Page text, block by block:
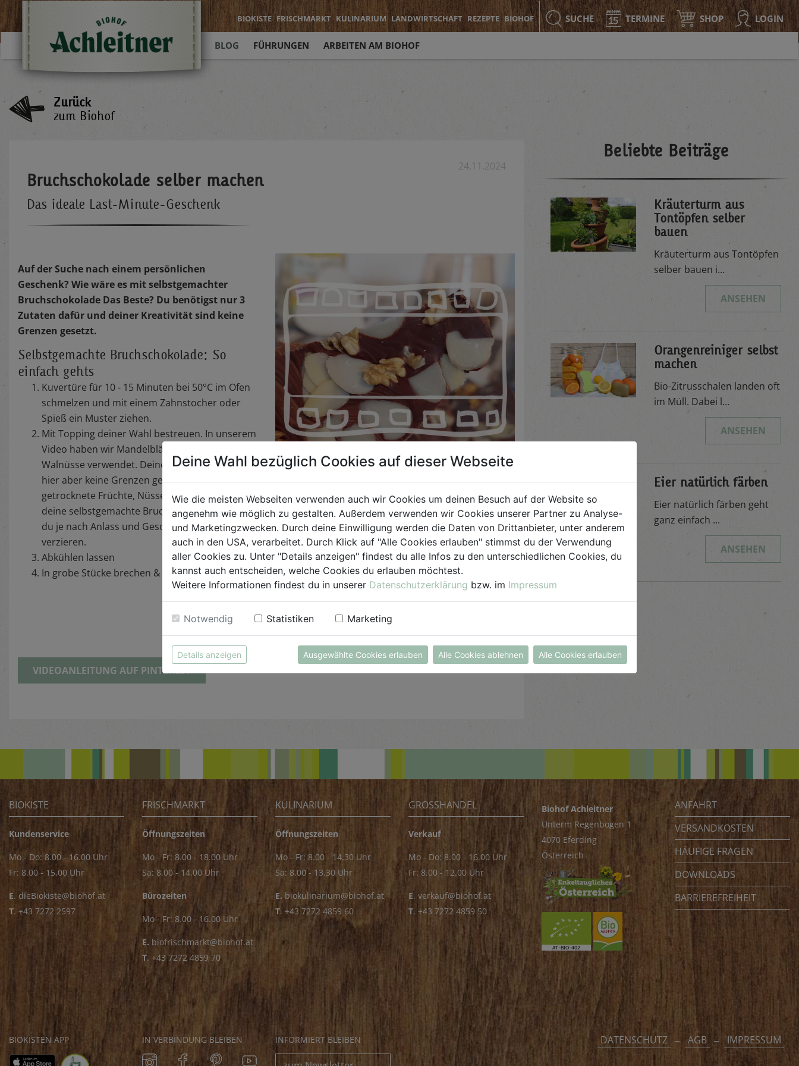
BIOKISTE FRISCHMARKT KULINARIUM LANDWIRTSCHAFT REZEPTE BIOHOF
BLOG FÜHRUNGEN ARBEITEN AM BIOHOF
SUCHE TERMINE SHOP LOGIN
Zurück
zum Biohof
Bruchschokolade selber machen
Das ideale Last-Minute-Geschenk
24.11.2024
Auf der Suche nach einem persönlichen
Geschenk? Wie wäre es mit selbstgemachter
Bruchschokolade Das Beste? Du benötigst nur 3
Zutaten dafür und deiner Kreativität sind keine
Grenzen gesetzt.
Selbstgemachte Bruchschokolade: So
einfach gehts
Kuvertüre für 10 - 15 Minuten bei 50°C im Ofen
schmelzen und mit einem Zahnstocher oder
Spieß ein Muster ziehen.
Mit Topping deiner Wahl bestreuen. In unserem
Video haben wir Mandelblättchen und
Walnüsse verwendet. Deiner Kreativität sind
hier aber keine Grenzen gesetzt. Ob
getrocknete Früchte, Nüsse oder Salzstangen,
deine selbstgemachte Bruchschokolade kannst
du je nach Anlass und Geschmack bunt
verzieren.
Abkühlen lassen
In grobe Stücke brechen & genießen
VIDEOANLEITUNG AUF PINTEREST
Beliebte Beiträge
Kräuterturm aus
Tontöpfen selber
bauen
Kräuterturm aus Tontöpfen
selber bauen i...
ANSEHEN
Orangenreiniger selbst
machen
Bio-Zitrusschalen landen oft
im Müll. Dabei l...
ANSEHEN
Eier natürlich färben
Eier natürlich färben geht
ganz einfach ...
ANSEHEN
BIOKISTE
Kundenservice
Mo - Do: 8.00 - 16.00 Uhr
Fr: 8.00 - 15.00 Uhr
E. dieBiokiste@biohof.at
T. +43 7272 2597
FRISCHMARKT
Öffnungszeiten
Mo - Fr: 8.00 - 18.00 Uhr
Sa: 8.00 - 14.00 Uhr
Bürozeiten
Mo - Fr: 8.00 - 16.00 Uhr
E. biofrischmarkt@biohof.at
T. +43 7272 4859 70
KULINARIUM
Öffnungszeiten
Mo - Fr: 8.00 - 14.30 Uhr
Sa: 8.00 - 13.30 Uhr
E. biokulinarium@biohof.at
T. +43 7272 4859 60
GROSSHANDEL
Verkauf
Mo - Do: 8.00 - 16.00 Uhr
Fr: 8.00 - 12.00 Uhr
E. verkauf@biohof.at
T. +43 7272 4859 50
Biohof Achleitner
Unterm Regenbogen 1
4070 Eferding
Österreich
ANFAHRT
VERSANDKOSTEN
HÄUFIGE FRAGEN
DOWNLOADS
BARRIEREFREIHEIT
BIOKISTEN APP IN VERBINDUNG BLEIBEN INFORMIERT BLEIBEN DATENSCHUTZ AGB IMPRESSUM
Deine Wahl bezüglich Cookies auf dieser Webseite
Wie die meisten Webseiten verwenden auch wir Cookies um deinen Besuch auf der Website so
angenehm wie möglich zu gestalten. Außerdem verwenden wir Cookies unserer Partner zu Analyse-
und Marketingzwecken. Durch deine Einwilligung werden die Daten von Drittanbieter, unter anderem
auch in den USA, verarbeitet. Durch Klick auf "Alle Cookies erlauben" stimmst du der Verwendung
aller Cookies zu. Unter "Details anzeigen" findest du alle Infos zu den unterschiedlichen Cookies, du
kannst auch entscheiden, welche Cookies du erlauben möchtest.
Weitere Informationen findest du in unserer Datenschutzerklärung bzw. im Impressum
Notwendig Statistiken Marketing
Details anzeigen Ausgewählte Cookies erlauben Alle Cookies ablehnen Alle Cookies erlauben